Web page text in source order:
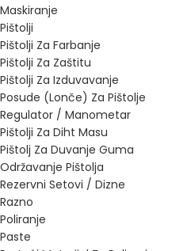
Maskiranje
Pištolji
Pištolji Za Farbanje
Pištolji Za Zaštitu
Pištolji Za Izduvavanje
Posude (Lonče) Za Pištolje
Regulator / Manometar
Pištolji Za Diht Masu
Pištolj Za Duvanje Guma
Održavanje Pištolja
Rezervni Setovi / Dizne
Razno
Poliranje
Paste